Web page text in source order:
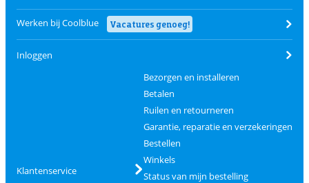
Werken bij Coolblue Vacatures genoeg!
Inloggen
Klantenservice
Bezorgen en installeren
Betalen
Ruilen en retourneren
Garantie, reparatie en verzekeringen
Bestellen
Winkels
Status van mijn bestelling